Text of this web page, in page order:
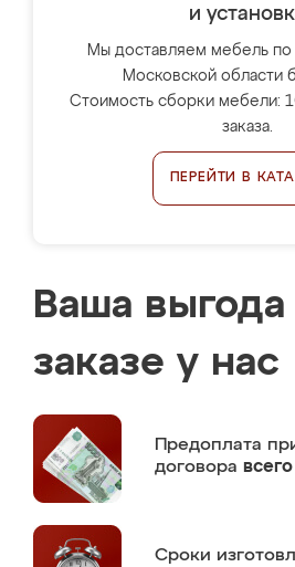
и
Мы доставляем мебель
Московской области
Стоимость сборки мебели:
заказа.
ПЕРЕЙТИ В
Ваша
заказе у нас
Предоплата
договора
Сроки